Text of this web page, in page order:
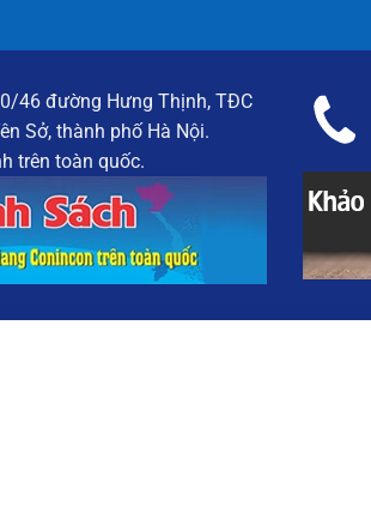
46 đường Hưng Thịnh, TĐC
Sở, thành phố Hà Nội.
trên toàn quốc.